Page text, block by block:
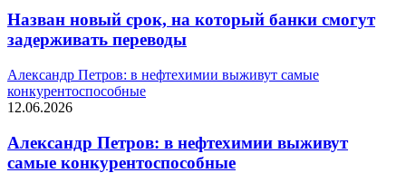
Назван новый срок, на который банки смогут
задерживать переводы
Александр Петров: в нефтехимии выживут самые
конкурентоспособные
12.06.2026
Александр Петров: в нефтехимии выживут
самые конкурентоспособные